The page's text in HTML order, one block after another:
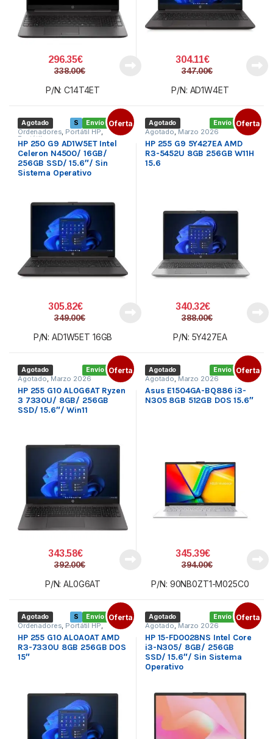
296.35€
338.00€
P/N: C14T4ET
304.11€
347.00€
P/N: AD1W4ET
Envío gratis
S
Agotado Oferta
Ordenadores, Portátil HP,
Portátiles
HP 250 G9 AD1W5ET Intel
Celeron N4500/ 16GB/
256GB SSD/ 15.6″/ Sin
Sistema Operativo
305.82€
349.00€
P/N: AD1W5ET 16GB
Envío gratis
Agotado Oferta
Agotado, Marzo 2026
HP 255 G9 5Y427EA AMD
R3-5452U 8GB 256GB W11H
15.6
340.32€
388.00€
P/N: 5Y427EA
Envío gratis
Agotado Oferta
Agotado, Marzo 2026
HP 255 G10 AL0G6AT Ryzen
3 7330U/ 8GB/ 256GB
SSD/ 15.6″/ Win11
343.58€
392.00€
P/N: AL0G6AT
Envío gratis
Agotado Oferta
Agotado, Marzo 2026
Asus E1504GA-BQ886 i3-
N305 8GB 512GB DOS 15.6″
345.39€
394.00€
P/N: 90NB0ZT1-M025C0
Envío gratis
S
Agotado Oferta
Ordenadores, Portátil HP,
Portátiles
HP 255 G10 AL0A0AT AMD
R3-7330U 8GB 256GB DOS
15″
Envío gratis
Agotado Oferta
Agotado,Marzo 2026
HP 15-FD0028NS Intel Core
i3-N305/ 8GB/ 256GB
SSD/ 15.6″/ Sin Sistema
Operativo